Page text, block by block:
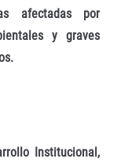
afectadas por
y graves
Institucional,